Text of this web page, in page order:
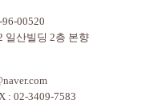
00520
일산빌딩 2층 본향
: 02-3409-7583